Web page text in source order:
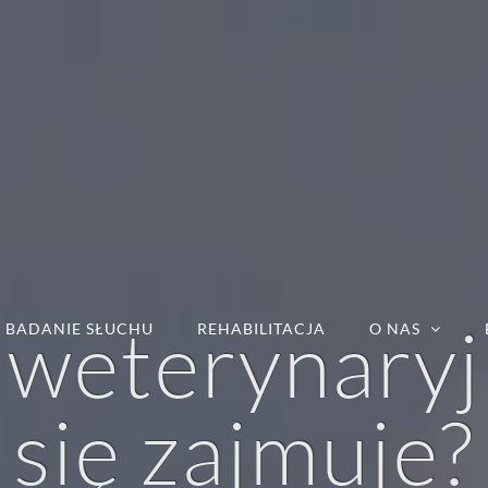
BADANIE SŁUCHU REHABILITACJA O NAS
się zajmuje?